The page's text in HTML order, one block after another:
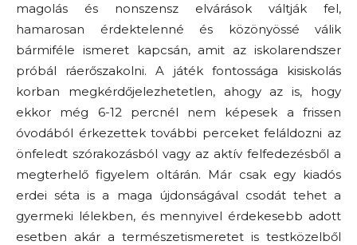
magolás és nonszensz elvárások váltják fel,
hamarosan érdektelenné és közönyössé válik
bármiféle ismeret kapcsán, amit az iskolarendszer
próbál ráerőszakolni. A játék fontossága kisiskolás
korban megkérdőjelezhetetlen, ahogy az is, hogy
ekkor még 6-12 percnél nem képesek a frissen
óvodából érkezettek további perceket feláldozni az
önfeledt szórakozásból vagy az aktív felfedezésből a
megterhelő figyelem oltárán. Már csak egy kiadós
erdei séta is a maga újdonságával csodát tehet a
gyermeki lélekben, és mennyivel érdekesebb adott
esetben akár a természetismeretet is testközelből